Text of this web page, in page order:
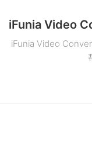
iFunia Video